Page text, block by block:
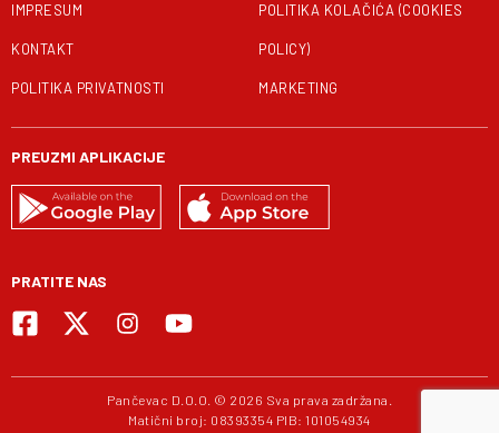
IMPRESUM
KONTAKT
POLITIKA PRIVATNOSTI
POLITIKA KOLAČIĆA (COOKIES
POLICY)
MARKETING
PREUZMI APLIKACIJE
PRATITE NAS
Pančevac D.O.O. © 2026 Sva prava zadržana.
Matični broj: 08393354 PIB: 101054934